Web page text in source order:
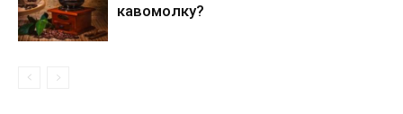
кавомолку?